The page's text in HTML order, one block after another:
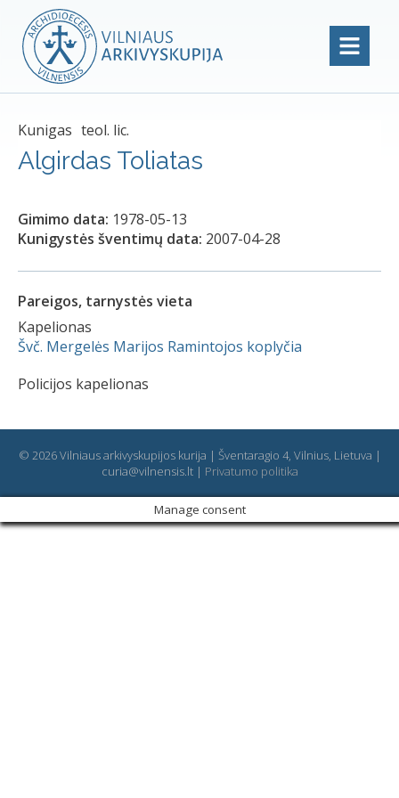
Kunigas teol. lic.
Algirdas Toliatas
Gimimo data: 1978-05-13
Kunigystės šventimų data: 2007-04-28
Pareigos, tarnystės vieta
Kapelionas
Švč. Mergelės Marijos Ramintojos koplyčia
Policijos kapelionas
© 2026 Vilniaus arkivyskupijos kurija | Šventaragio 4, Vilnius, Lietuva |
curia@vilnensis.lt | Privatumo politika
Manage consent